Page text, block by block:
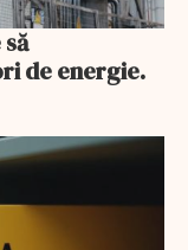
de energie.